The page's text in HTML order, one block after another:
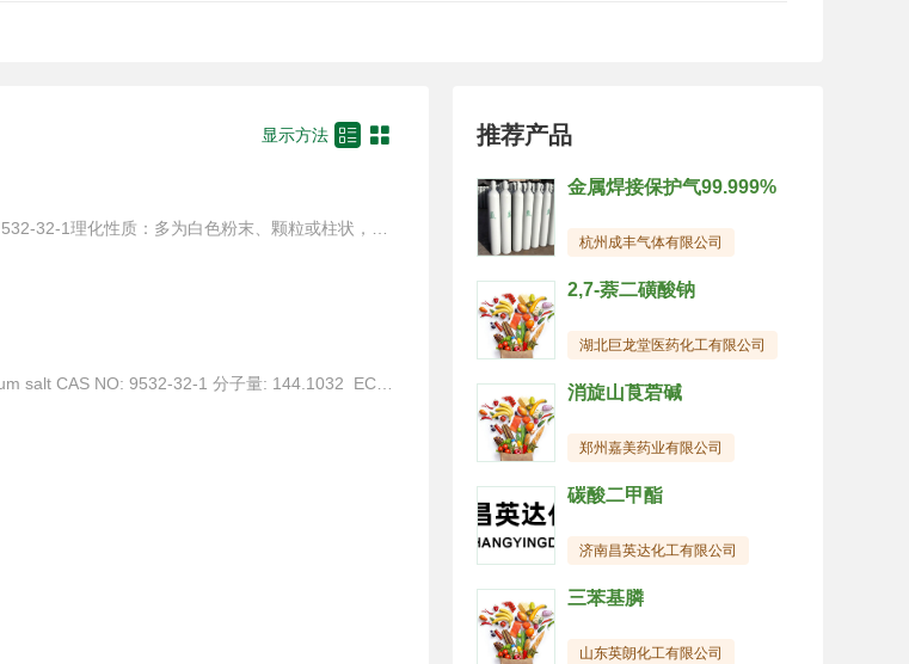
显示方法   推荐产品
金属焊接保护气99.999%
杭州成丰气体有限公司
2,7-萘二磺酸钠
湖北巨龙堂医药化工有限公司
消旋山莨菪碱
郑州嘉美药业有限公司
碳酸二甲酯
济南昌英达化工有限公司
三苯基膦
山东英朗化工有限公司